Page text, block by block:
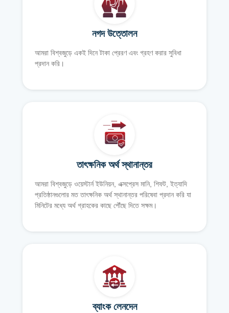
নগদ উত্তোলন
আমরা বিশ্বজুড়ে একই দিনে টাকা প্রেরণ এবং গ্রহণ করার সুবিধা
প্রদান করি।
তাৎক্ষনিক অর্থ স্থানান্তর
আমরা বিশ্বজুড়ে ওয়েস্টার্ন ইউনিয়ন, এক্সপ্রেস মানি, শিফট, ইত্যাদি
প্রতিষ্ঠানগুলোর মত তাৎক্ষনিক অর্থ স্থানান্তর পরিষেবা প্রদান করি যা
মিনিটের মধ্যে অর্থ গ্রাহকের কাছে পৌঁছে দিতে সক্ষম।
ব্যাংক লেনদেন